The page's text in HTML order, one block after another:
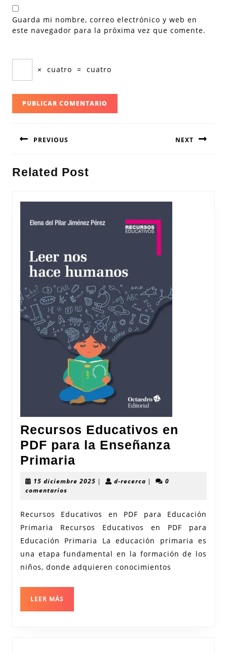
Guarda mi nombre, correo electrónico y web en
este navegador para la próxima vez que comente.
× cuatro = cuatro
de
PREVIOUS
anterior:
NEXT
Related Post
Recursos Educativos en
PDF para la Enseñanza
Primaria
Educativos
para
la
Enseñanza
Primaria
15 diciembre 2025 15| d-recercad-|
0
comentarios
Recursos Educativos en PDF para Educación
Primaria Recursos Educativos en PDF para
Educación Primaria La educación primaria es
una etapa fundamental en la formación de los
niños, donde adquieren conocimientos
LEER MÁS